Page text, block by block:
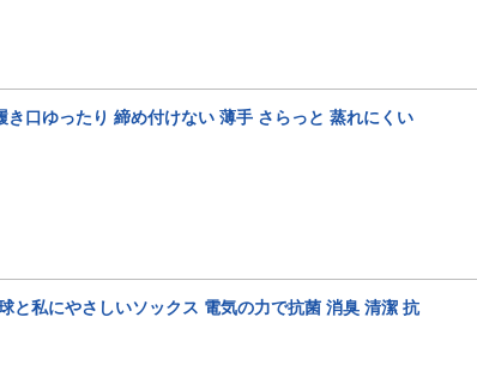
き口ゆったり 締め付けない 薄手 さらっと 蒸れにくい
と私にやさしいソックス 電気の力で抗菌 消臭 清潔 抗